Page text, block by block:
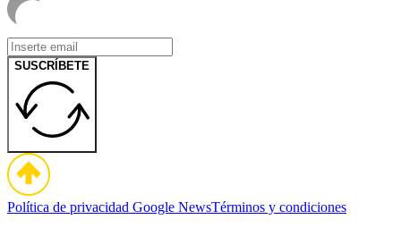
SUSCRÍBETE
Política de privacidad Google NewsTérminos y condiciones